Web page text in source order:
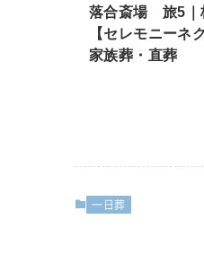
落合斎場 旅5｜
【セレモニーネ
家族葬・直葬
一日葬